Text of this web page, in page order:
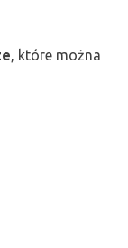
, które można